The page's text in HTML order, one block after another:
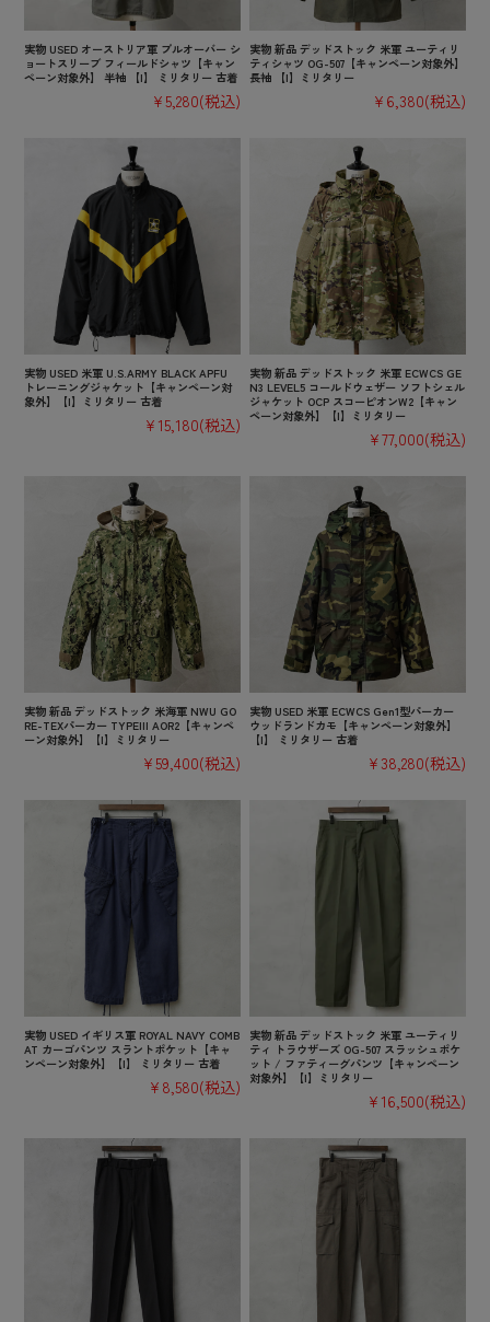
実物 USED オーストリア軍 プルオーバー シ
ョートスリーブ フィールドシャツ【キャン
ペーン対象外】 半袖 【I】 ミリタリー 古着
¥5,280(税込)
実物 新品 デッドストック 米軍 ユーティリ
ティシャツ OG-507【キャンペーン対象外】
長袖 【I】ミリタリー
¥6,380(税込)
実物 USED 米軍 U.S.ARMY BLACK APFU
トレーニングジャケット【キャンペーン対
象外】【I】ミリタリー 古着
¥15,180(税込)
実物 新品 デッドストック 米軍 ECWCS GE
N3 LEVEL5 コールドウェザー ソフトシェル
ジャケット OCP スコーピオンW2【キャン
ペーン対象外】【I】ミリタリー
¥77,000(税込)
実物 新品 デッドストック 米海軍 NWU GO
RE-TEXパーカー TYPEIII AOR2【キャンペ
ーン対象外】【I】ミリタリー
¥59,400(税込)
実物 USED 米軍 ECWCS Gen1型パーカー
ウッドランドカモ【キャンペーン対象外】
【I】 ミリタリー 古着
¥38,280(税込)
実物 USED イギリス軍 ROYAL NAVY COMB
AT カーゴパンツ スラントポケット【キャ
ンペーン対象外】【I】 ミリタリー 古着
¥8,580(税込)
実物 新品 デッドストック 米軍 ユーティリ
ティ トラウザーズ OG-507 スラッシュポケ
ット / ファティーグパンツ【キャンペーン
対象外】【I】ミリタリー
¥16,500(税込)